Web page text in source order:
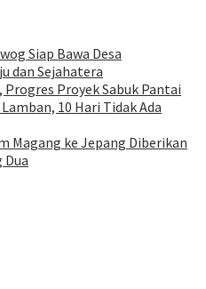
Siap Bawa Desa
dan Sejahatera
Proyek Sabuk Pantai
10 Hari Tidak Ada
Magang ke Jepang Diberikan